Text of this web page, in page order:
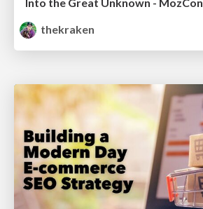
Into the Great Unknown - MozCon
thekraken